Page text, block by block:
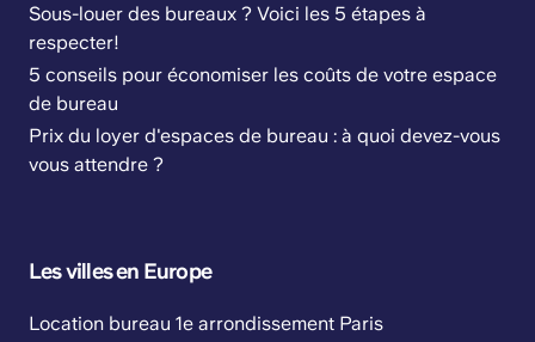
Sous-louer des bureaux ? Voici les 5 étapes à
respecter!
5 conseils pour économiser les coûts de votre espace
de bureau
Prix du loyer d'espaces de bureau : à quoi devez-vous
vous attendre ?
Les villes en Europe
Location bureau 1e arrondissement Paris